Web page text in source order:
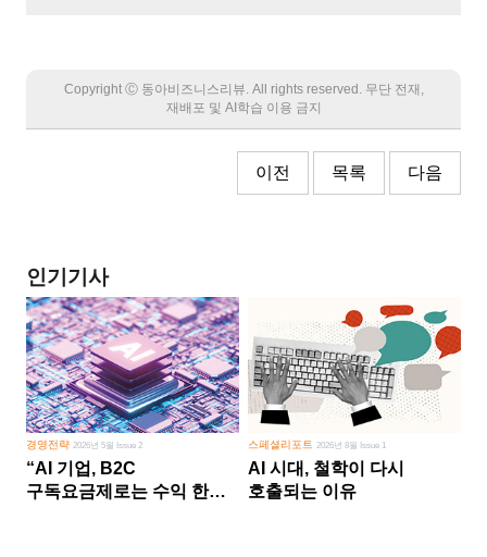
Copyright Ⓒ 동아비즈니스리뷰. All rights reserved. 무단 전재,
재배포 및 AI학습 이용 금지
이전 목록 다음
인기기사
경영전략 2026년 5월 Issue 2
“AI 기업, B2C
구독요금제로는 수익 한계
스페셜리포트 2026년 8월 Issue 1
AI 시대, 철학이 다시
호출되는 이유